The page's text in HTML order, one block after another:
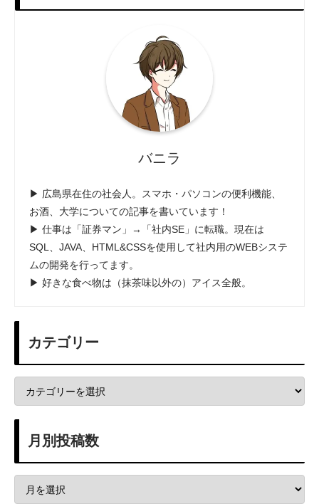
バニラ
▶ 広島県在住の社会人。スマホ・パソコンの便利機能、
お酒、大学についての記事を書いています！
▶ 仕事は「証券マン」→「社内SE」に転職。現在は
SQL、JAVA、HTML&CSSを使用して社内用のWEBシステ
ムの開発を行ってます。
▶ 好きな食べ物は（抹茶味以外の）アイス全般。
カテゴリー
月別投稿数